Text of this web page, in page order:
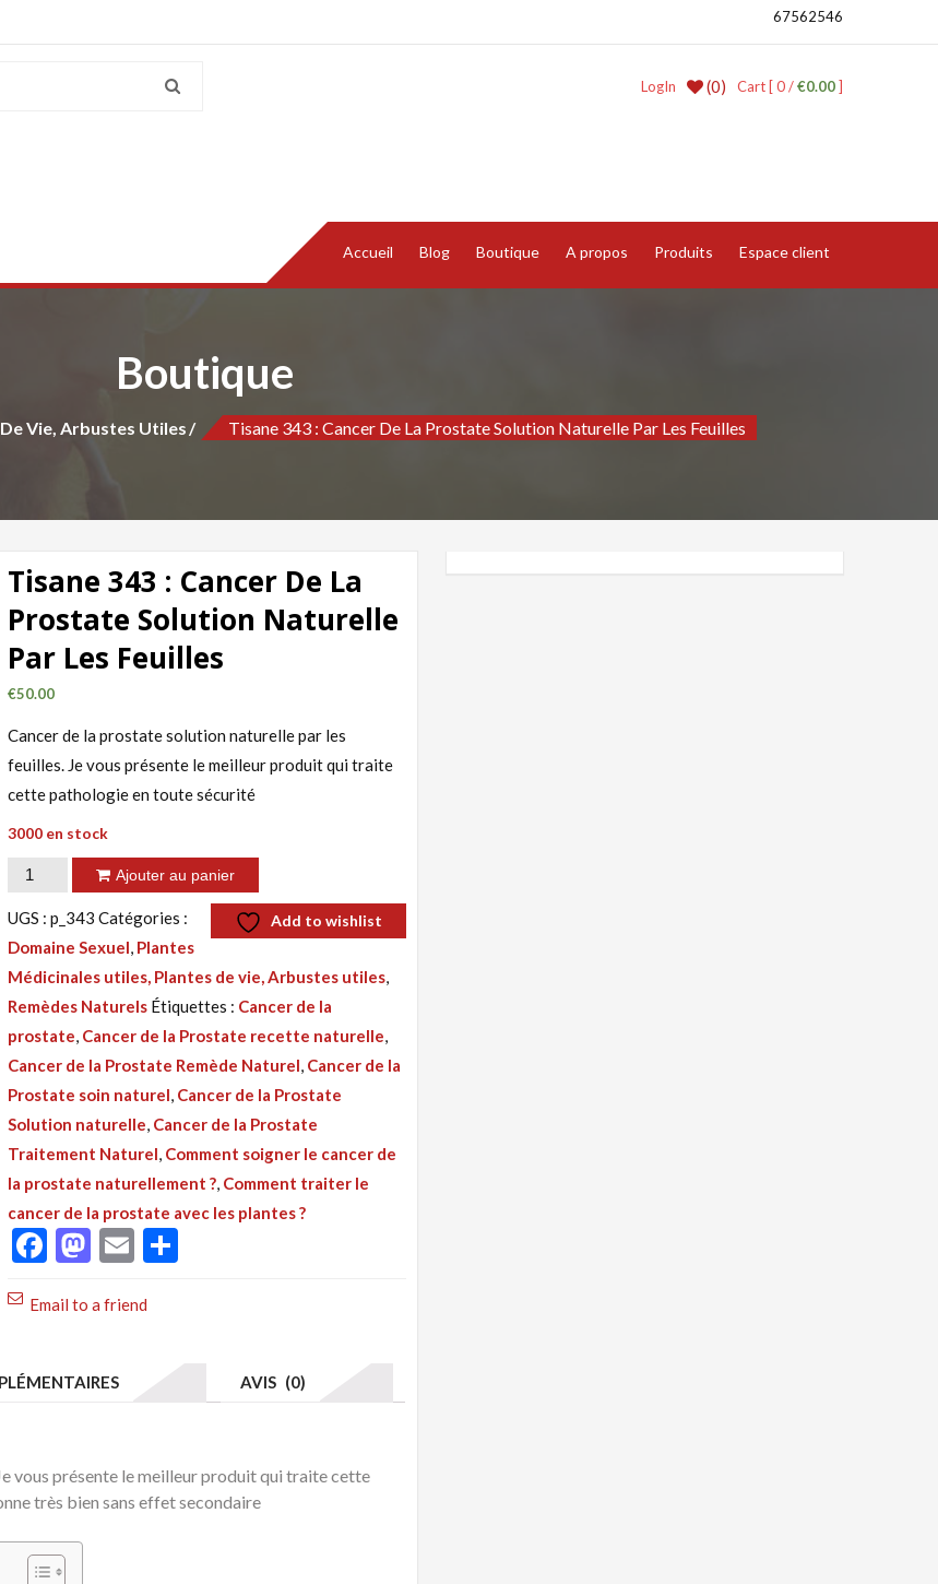
67562546
Cart [ 0 /€0.00]
(0)
LogIn
Accueil Blog Boutique A propos Produits Espace client
Boutique
Vie, Arbustes Utiles Tisane 343 : Cancer De La Prostate Solution Naturelle Par Les Feuilles
Tisane 343 : Cancer De La
Prostate Solution Naturelle
Par Les Feuilles
€50.00
Cancer de la prostate solution naturelle par les
feuilles. Je vous présente le meilleur produit qui traite
cette pathologie en toute sécurité
3000 en stock
quantité
Tisane
343
:
Cancer
De
La
Prostate
Solution
Naturelle
Par
Les
Feuilles
Ajouter au panier
Add to wishlist
UGS :p_343 Catégories :
Domaine Sexuel, Plantes
Médicinales utiles, Plantes de vie, Arbustes utiles,
Remèdes Naturels Étiquettes : Cancer de la
prostate, Cancer de la Prostate recette naturelle,
Cancer de la Prostate Remède Naturel, Cancer de la
Prostate soin naturel, Cancer de la Prostate
Solution naturelle, Cancer de la Prostate
Traitement Naturel, Comment soigner le cancer de
la prostate naturellement ?, Comment traiter le
cancer de la prostate avec les plantes ?
Facebook
Mastodon
Email
Email to a friend
AVIS (0)
vous présente le meilleur produit qui traite cette
très bien sans effet secondaire